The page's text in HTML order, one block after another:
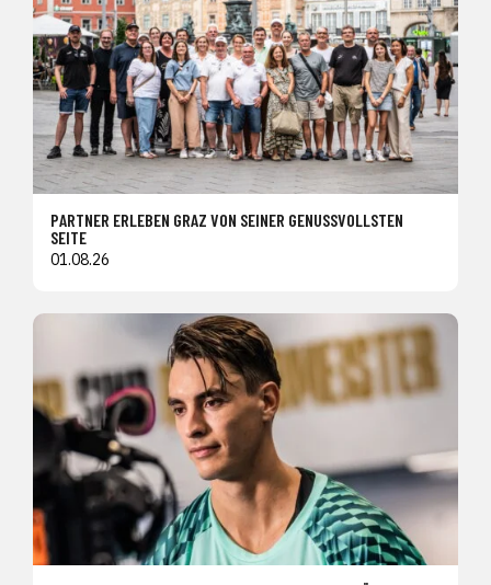
PARTNER ERLEBEN GRAZ VON SEINER GENUSSVOLLSTEN
SEITE
01.08.26